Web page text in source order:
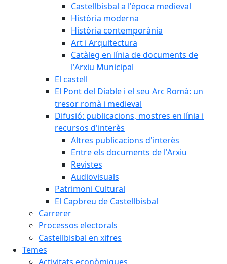
Castellbisbal a l'època medieval
Història moderna
Història contemporània
Art i Arquitectura
Catàleg en línia de documents de
l'Arxiu Municipal
El castell
El Pont del Diable i el seu Arc Romà: un
tresor romà i medieval
Difusió: publicacions, mostres en línia i
recursos d'interès
Altres publicacions d'interès
Entre els documents de l'Arxiu
Revistes
Audiovisuals
Patrimoni Cultural
El Capbreu de Castellbisbal
Carrerer
Processos electorals
Castellbisbal en xifres
Temes